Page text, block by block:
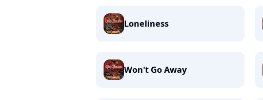
Loneliness
Won't Go Away